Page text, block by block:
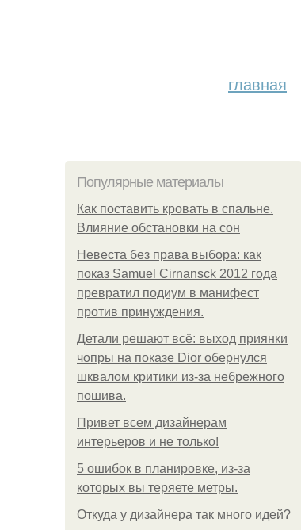
главная
Популярные материалы
Как поставить кровать в спальне.
Влияние обстановки на сон
Невеста без права выбора: как
показ Samuel Cirnansck 2012 года
превратил подиум в манифест
против принуждения.
Детали решают всё: выход приянки
чопры на показе Dior обернулся
шквалом критики из-за небрежного
пошива.
Привет всем дизайнерам
интерьеров и не только!
5 ошибок в планировке, из-за
которых вы теряете метры.
Откуда у дизайнера так много идей?